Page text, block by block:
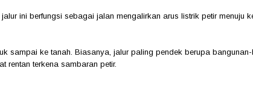
ini berfungsi sebagai jalan mengalirkan arus listrik petir
sampai ke tanah. Biasanya, jalur paling pendek berupa
rentan terkena sambaran petir.